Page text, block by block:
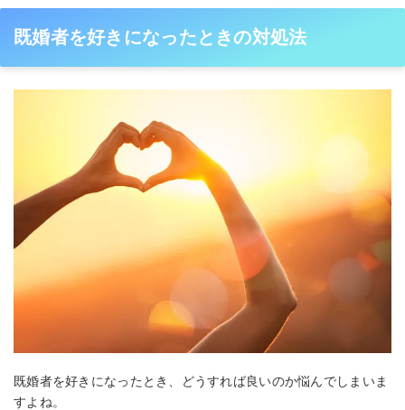
既婚者を好きになったときの対処法
既婚者を好きになったとき、どうすれば良いのか悩んでしまいま
すよね。